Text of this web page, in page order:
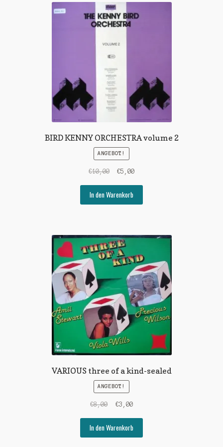
BIRD KENNY ORCHESTRA volume 2
ANGEBOT!
€10,00
Ursprünglicher
war:
€10,00
€5,00Aktueller
€5,00.
In den Warenkorb
VARIOUS three of a kind-sealed
ANGEBOT!
€8,00
Ursprünglicher
war:
€8,00
€3,00Aktueller
ist:
€3,00.
In den Warenkorb